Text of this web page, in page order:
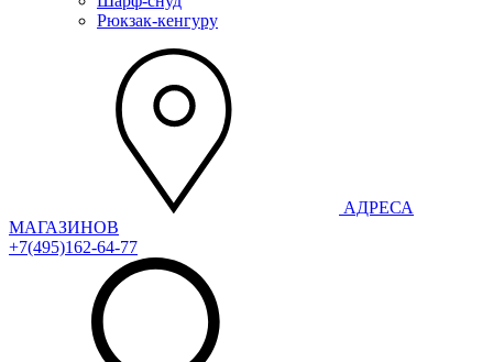
Рюкзак-кенгуру
АДРЕСА
МАГАЗИНОВ
+7(495)162-64-77